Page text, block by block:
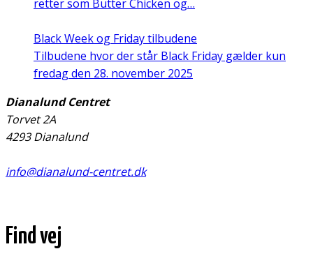
retter som Butter Chicken og…
Black Week og Friday tilbudene
Tilbudene hvor der står Black Friday gælder kun
fredag den 28. november 2025
Dianalund Centret
Torvet 2A
4293 Dianalund
info@dianalund-centret.dk
Find vej